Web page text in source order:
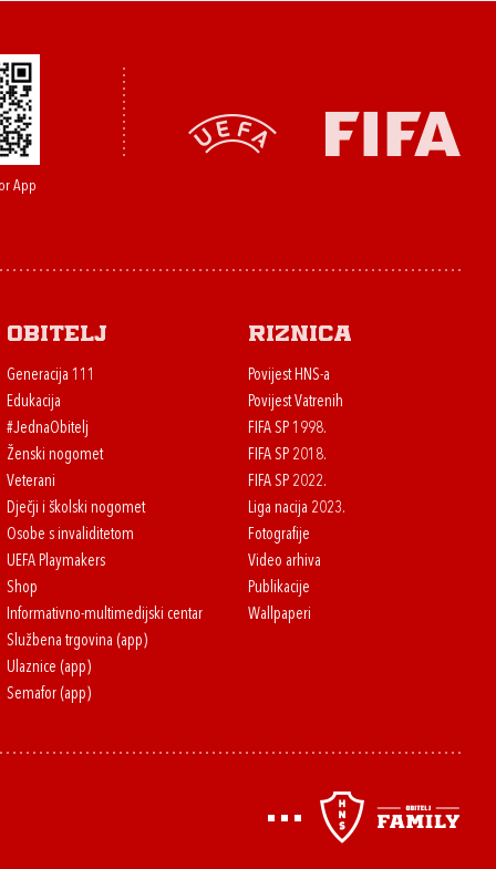
App
Obitelj
Generacija 111
Edukacija
#JednaObitelj
Ženski nogomet
Veterani
Dječji i školski nogomet
Osobe s invaliditetom
UEFA Playmakers
Shop
Informativno-multimedijski centar
Službena trgovina (app)
Ulaznice (app)
Semafor (app)
Riznica
Povijest HNS-a
Povijest Vatrenih
FIFA SP 1998.
FIFA SP 2018.
FIFA SP 2022.
Liga nacija 2023.
Fotografije
Video arhiva
Publikacije
Wallpaperi